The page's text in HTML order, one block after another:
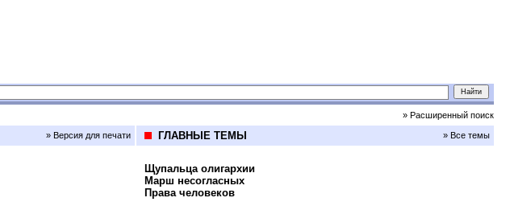
» Расширенный поиск
» Версия для печати ГЛАВНЫЕ ТЕМЫ » Все темы
Щупальца олигархии
Марш несогласных
Права человеков